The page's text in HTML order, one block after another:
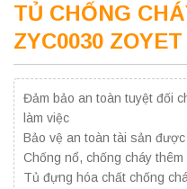
TỦ CHỐNG
ZYC0030 ZOYET
Đảm bảo an toàn tuyệt đối
làm việc
Bảo vệ an toàn tài sản
Chống nổ, chống cháy thêm
Tủ đựng hóa chất chống